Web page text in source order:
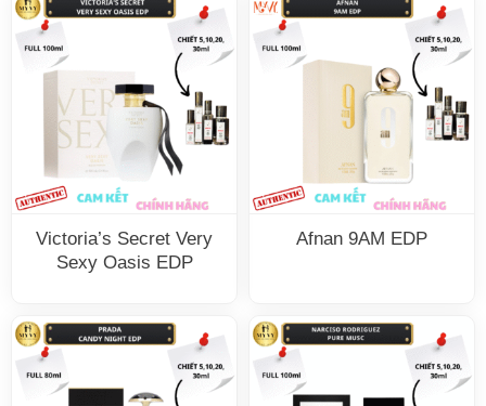
Victoria’s Secret Very
Sexy Oasis EDP
Afnan 9AM EDP